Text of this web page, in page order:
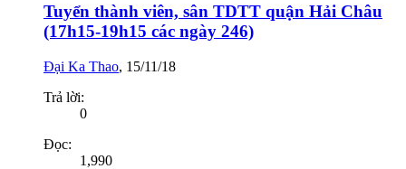
Tuyển thành viên, sân TDTT quận Hải Châu
(17h15-19h15 các ngày 246)
Đại Ka Thao, 15/11/18
Trả lời:
0
Đọc:
1,990